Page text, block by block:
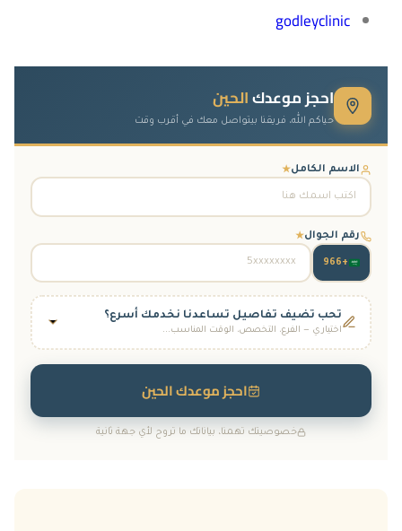
godleyclinic
احجز موعدكالحين
حياكم الله، فريقنا بيتواصل معك في أقرب وقت
الاسم الكامل★
رقم الجوال★
+966
تحب تضيف تفاصيل تساعدنا نخدمك أسرع؟
اختياري — الفرع، التخصص، الوقت المناسب...
احجز موعدك الحين
خصوصيتك تهمنا، بياناتك ما تروح لأي جهة ثانية